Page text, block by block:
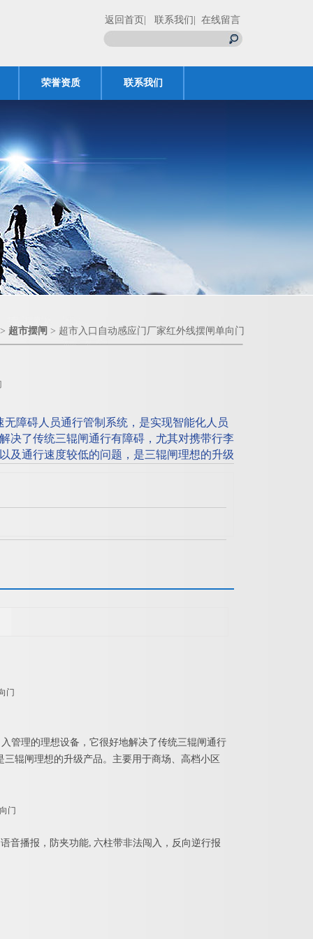
返回首页 | 联系我们 | 在线留言
荣誉资质 联系我们
超市摆闸 > 超市入口自动感应门厂家红外线摆闸单向门
障碍人员通行管制系统，是实现智能化人员
决了传统三辊闸通行有障碍，尤其对携带行李
及通行速度较低的问题，是三辊闸理想的升级
管理的理想设备，它很好地解决了传统三辊闸通行
辊闸理想的升级产品。主要用于商场、高档小区
语音播报，防夹功能, 六柱带非法闯入，反向逆行报